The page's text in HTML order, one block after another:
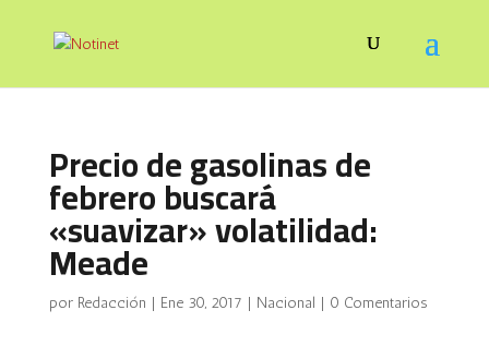
Precio de gasolinas de
febrero buscará
«suavizar» volatilidad:
Meade
por Redacción | Ene 30, 2017 | Nacional | 0 Comentarios